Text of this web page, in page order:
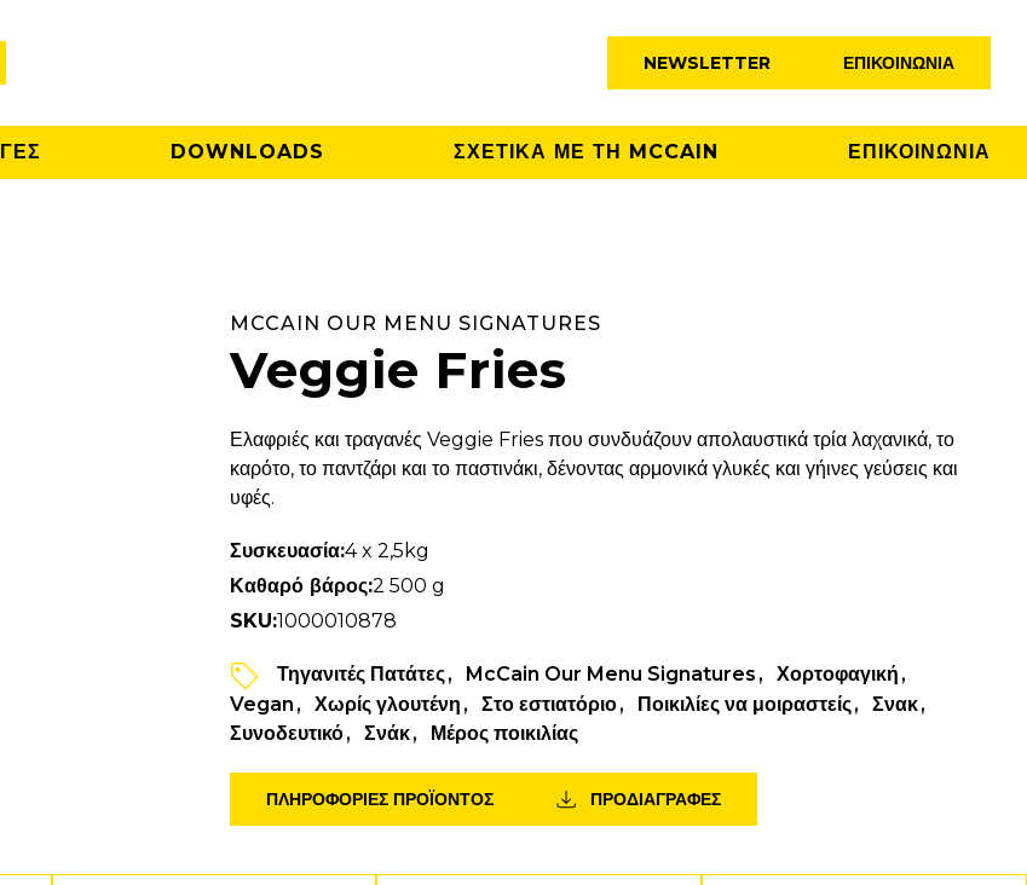
NEWSLETTER ΕΠΙΚΟΙΝΩΝΊΑ
DOWNLOADS ΣΧΕΤΙΚΑ ΜΕ ΤΗ MCCAIN ΕΠΙΚΟΙΝΩΝΙΑ
MCCAIN OUR MENU SIGNATURES
Veggie Fries
Ελαφριές και τραγανές Veggie Fries που συνδυάζουν απολαυστικά τρία λαχανικά, το
καρότο, το παντζάρι και το παστινάκι, δένοντας αρμονικά γλυκές και γήινες γεύσεις και
υφές.
Συσκευασία:4 x 2,5kg
Καθαρό βάρος:2 500 g
SKU:1000010878
Τηγανιτές Πατάτες McCain Our Menu Signatures
Χορτοφαγική
Vegan
Χωρίς γλουτένη Στο εστιατόριο Ποικιλίες να μοιραστείς
Σνακ
Συνοδευτικό
Σνάκ Μέρος ποικιλίας
ΠΛΗΡΟΦΟΡΙΕΣ ΠΡΟΪΌΝΤΟΣ ΠΡΟΔΙΑΓΡΑΦΕΣ